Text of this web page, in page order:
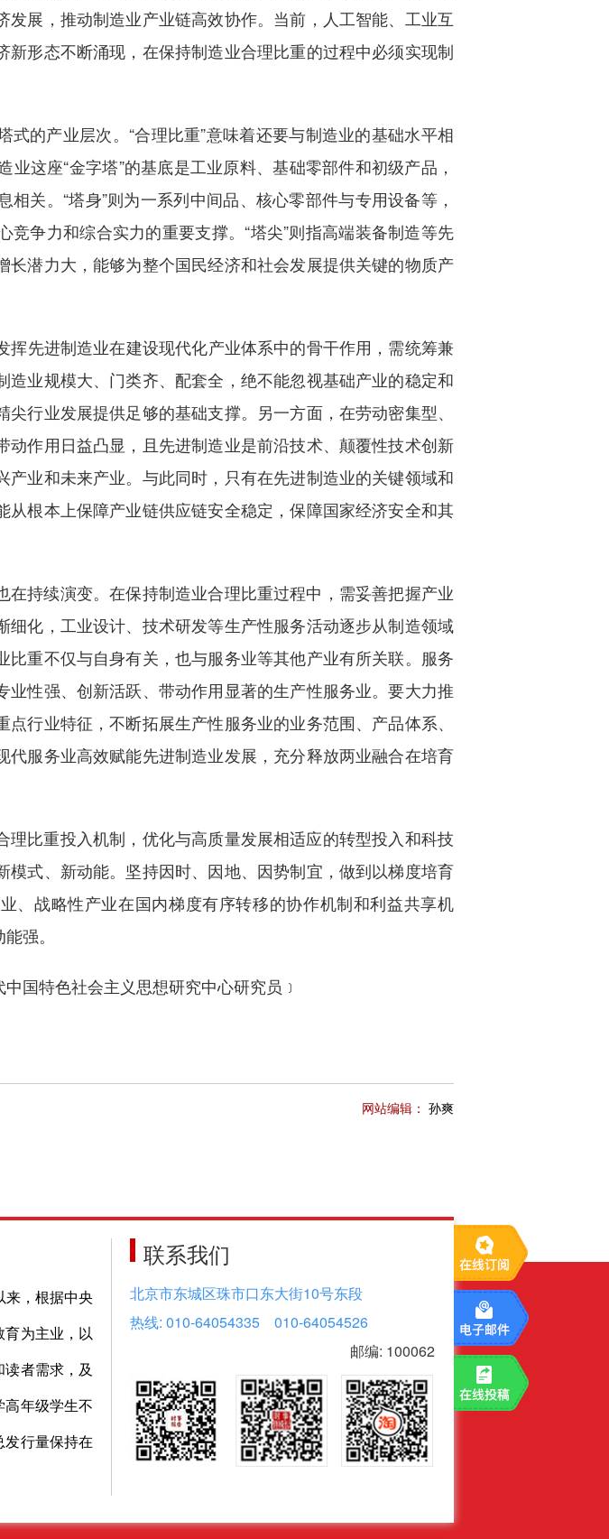
展，推动制造业产业链高效协作。当前，人工智能、工业互
形态不断涌现，在保持制造业合理比重的过程中必须实现制
的产业层次。“合理比重”意味着还要与制造业的基础水平相
业这座“金字塔”的基底是工业原料、基础零部件和初级产品，
关。“塔身”则为一系列中间品、核心零部件与专用设备等，
争力和综合实力的重要支撑。“塔尖”则指高端装备制造等先
潜力大，能够为整个国民经济和社会发展提供关键的物质产
挥先进制造业在建设现代化产业体系中的骨干作用，需统筹兼
业规模大、门类齐、配套全，绝不能忽视基础产业的稳定和
行业发展提供足够的基础支撑。另一方面，在劳动密集型、
作用日益凸显，且先进制造业是前沿技术、颠覆性技术创新
业和未来产业。与此同时，只有在先进制造业的关键领域和
根本上保障产业链供应链安全稳定，保障国家经济安全和其
持续演变。在保持制造业合理比重过程中，需妥善把握产业
化，工业设计、技术研发等生产性服务活动逐步从制造领域
重不仅与自身有关，也与服务业等其他产业有所关联。服务
性强、创新活跃、带动作用显著的生产性服务业。要大力推
行业特征，不断拓展生产性服务业的业务范围、产品体系、
服务业高效赋能先进制造业发展，充分释放两业融合在培育
比重投入机制，优化与高质量发展相适应的转型投入和科技
式、新动能。坚持因时、因地、因势制宜，做到以梯度培育
、战略性产业在国内梯度有序转移的协作机制和利益共享机
强。
国特色社会主义思想研究中心研究员﹞
网站编辑： 孙爽
来，根据中央
为主业，以
者需求，及
年级学生不
行量保持在
联系我们
北京市东城区珠市口东大街10号东段
热线: 010-64054335 010-64054526
邮编: 100062